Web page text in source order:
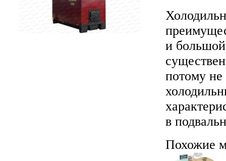
и большой
потому
в
Похожие